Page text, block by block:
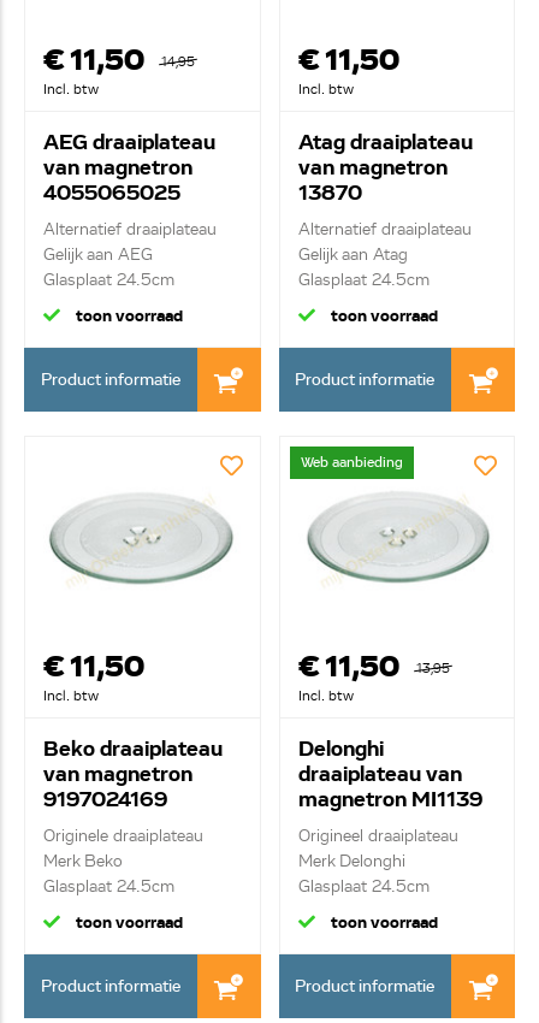
€ 11,50
14,95
Incl. btw
AEG draaiplateau
van magnetron
4055065025
Alternatief draaiplateau
Gelijk aan AEG
Glasplaat 24.5cm
toon voorraad
Product informatie
€ 11,50
Incl. btw
Atag draaiplateau
van magnetron
13870
Alternatief draaiplateau
Gelijk aan Atag
Glasplaat 24.5cm
toon voorraad
Product informatie
€ 11,50
Incl. btw
Beko draaiplateau
van magnetron
9197024169
Originele draaiplateau
Merk Beko
Glasplaat 24.5cm
toon voorraad
Product informatie
Web aanbieding
€ 11,50
13,95
Incl. btw
Delonghi
draaiplateau van
magnetron MI1139
Origineel draaiplateau
Merk Delonghi
Glasplaat 24.5cm
toon voorraad
Product informatie